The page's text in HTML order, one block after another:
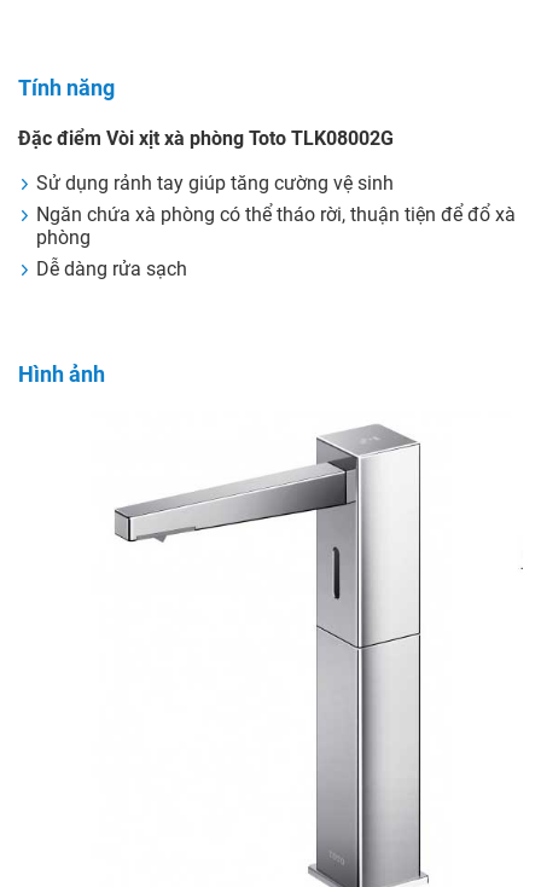
Tính năng
Đặc điểm Vòi xịt xà phòng Toto TLK08002G
Sử dụng rảnh tay giúp tăng cường vệ sinh
Ngăn chứa xà phòng có thể tháo rời, thuận tiện để đổ xà
phòng
Dễ dàng rửa sạch
Hình ảnh